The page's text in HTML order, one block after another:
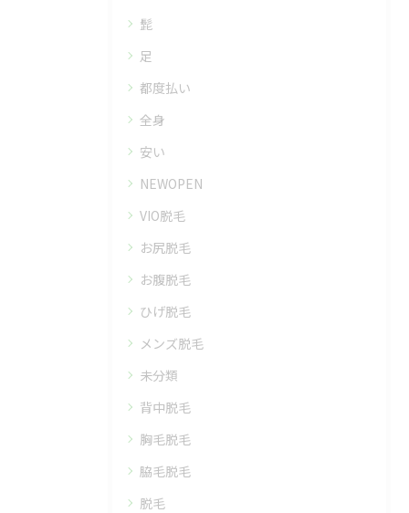
髭
足
都度払い
全身
安い
NEWOPEN
VIO脱毛
お尻脱毛
お腹脱毛
ひげ脱毛
メンズ脱毛
未分類
背中脱毛
胸毛脱毛
脇毛脱毛
脱毛